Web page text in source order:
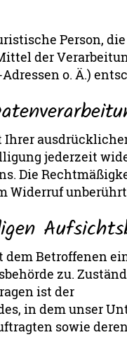
Person,
der
o. Ä.)
Ihrer
jederzeit
Die
Widerruf
Betroffenen
zu.
ist der
in dem unser
sowie